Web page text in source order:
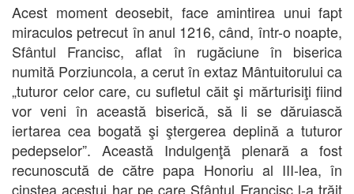
Acest moment deosebit, face amintirea unui fapt
miraculos petrecut în anul 1216, când, într-o noapte,
Sfântul Francisc, aflat în rugăciune în biserica
numită Porziuncola, a cerut în extaz Mântuitorului ca
„tuturor celor care, cu sufletul căit şi mărturisiţi fiind
vor veni în această biserică, să li se dăruiască
iertarea cea bogată şi ştergerea deplină a tuturor
pedepselor”. Această Indulgenţă plenară a fost
recunoscută de către papa Honoriu al III-lea, în
cinstea acestui har pe care Sfântul Francisc l-a trăit